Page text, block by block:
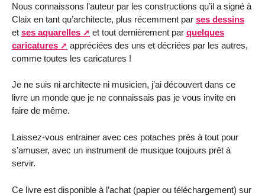
Nous connaissons l’auteur par les constructions qu’il a signé à
Claix en tant qu’architecte, plus récemment par ses dessins
et ses aquarelles et tout dernièrement par quelques
caricatures
appréciées des uns et décriées par les autres,
comme toutes les caricatures !
Je ne suis ni architecte ni musicien, j’ai découvert dans ce
livre un monde que je ne connaissais pas je vous invite en
faire de même.
Laissez-vous entrainer avec ces potaches près à tout pour
s’amuser, avec un instrument de musique toujours prêt à
servir.
Ce livre est disponible à l’achat (papier ou téléchargement) sur